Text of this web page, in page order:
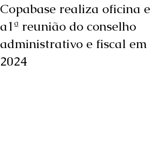
Copabase realiza oficina e
a1ª reunião do conselho
administrativo e fiscal em
2024